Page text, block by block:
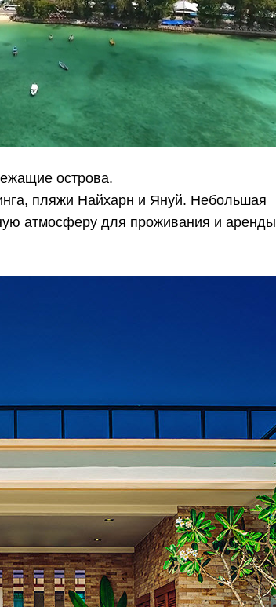
острова.
пляжи Найхарн и Януй. Небольшая
атмосферу для проживания и аренды